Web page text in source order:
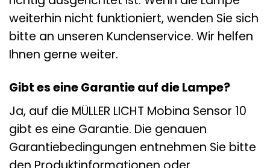
weiterhin nicht funktioniert, wenden Sie sich
bitte an unseren Kundenservice. Wir helfen
Ihnen gerne weiter.
Gibt es eine Garantie auf die Lampe?
Ja, auf die MÜLLER LICHT Mobina Sensor 10
gibt es eine Garantie. Die genauen
Garantiebedingungen entnehmen Sie bitte